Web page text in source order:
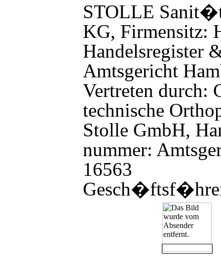
STOLLE Sanit�
KG, Firmensitz:
Handelsregister
Amtsgericht
Vertreten durch:
technische
Stolle GmbH,
nummer:
16563
Gesch�ftsf�